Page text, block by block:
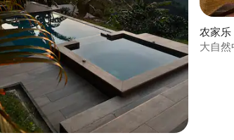
（满分 5 分），共 32 条评价 农家
大自